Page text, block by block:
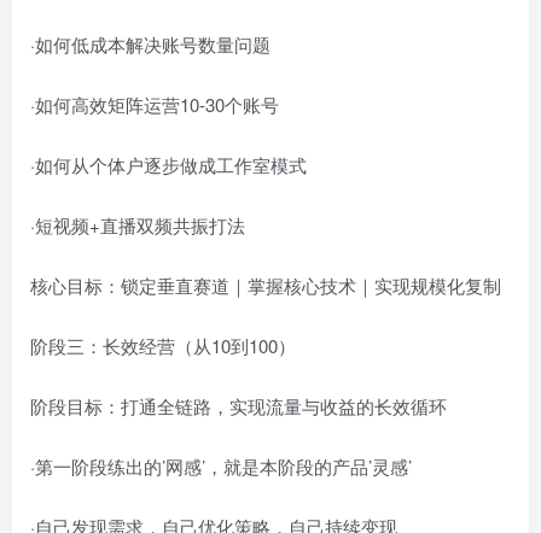
·如何低成本解决账号数量问题
·如何高效矩阵运营10-30个账号
·如何从个体户逐步做成工作室模式
·短视频+直播双频共振打法
核心目标：锁定垂直赛道｜掌握核心技术｜实现规模化复制
阶段三：长效经营（从10到100）
阶段目标：打通全链路，实现流量与收益的长效循环
·第一阶段练出的’网感’，就是本阶段的产品’灵感’
·自己发现需求，自己优化策略，自己持续变现